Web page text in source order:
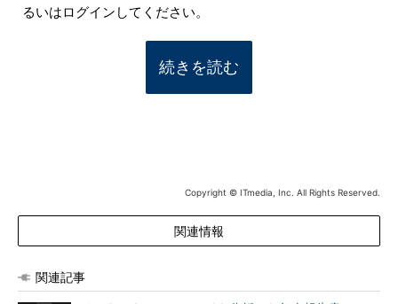
るいはログインしてください。
続きを読む
Copyright © ITmedia, Inc. All Rights Reserved.
関連情報
関連記事